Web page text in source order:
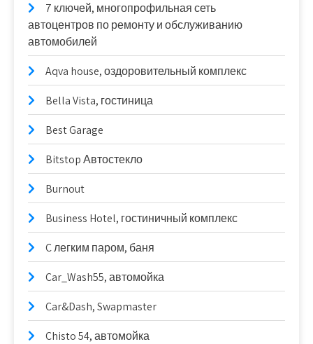
7 ключей, многопрофильная сеть
автоцентров по ремонту и обслуживанию
автомобилей
Aqva house, оздоровительный комплекс
Bella Vista, гостиница
Best Garage
Bitstop Автостекло
Burnout
Business Hotel, гостиничный комплекс
C легким паром, баня
Car_Wash55, автомойка
Car&Dash, Swapmaster
Chisto 54, автомойка